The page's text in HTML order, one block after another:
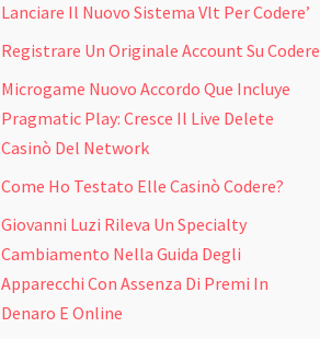
Lanciare Il Nuovo Sistema Vlt Per Codere’
Registrare Un Originale Account Su Codere
Microgame Nuovo Accordo Que Incluye
Pragmatic Play: Cresce Il Live Delete
Casinò Del Network
Come Ho Testato Elle Casinò Codere?
Giovanni Luzi Rileva Un Specialty
Cambiamento Nella Guida Degli
Apparecchi Con Assenza Di Premi In
Denaro E Online